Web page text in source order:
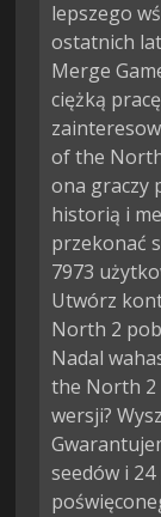
lepszego
ostatnich
Merge
ciężką
of the North
ona graczy
historią i
przekonać
7973
Utwórz
North 2
Nadal
the North 2
wersji?
seedów i 24